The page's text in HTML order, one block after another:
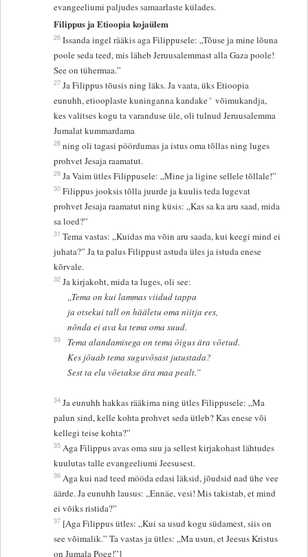
evangeeliumi paljudes samaarlaste külades.
Filippus ja Etioopia kojaülem
26 Issanda ingel rääkis aga Filippusele: „Tõuse ja mine lõuna
poole seda teed, mis läheb Jeruusalemmast alla Gaza poole!
See on tühermaa.”
27 Ja Filippus tõusis ning läks. Ja vaata, üks Etioopia
eunuhh, etiooplaste kuninganna kandake+ võimukandja,
kes valitses kogu ta varanduse üle, oli tulnud Jeruusalemma
Jumalat kummardama
28 ning oli tagasi pöördumas ja istus oma tõllas ning luges
prohvet Jesaja raamatut.
29 Ja Vaim ütles Filippusele: „Mine ja ligine sellele tõllale!”
30 Filippus jooksis tõlla juurde ja kuulis teda lugevat
prohvet Jesaja raamatut ning küsis: „Kas sa ka aru saad, mida
sa loed?”
31 Tema vastas: „Kuidas ma võin aru saada, kui keegi mind ei
juhata?” Ja ta palus Filippust astuda üles ja istuda enese
kõrvale.
32 Ja kirjakoht, mida ta luges, oli see:
„Tema on kui lammas viidud tappa
ja otsekui tall on hääletu oma niitja ees,
nõnda ei ava ka tema oma suud.
33
Tema alandamisega on tema õigus ära võetud.
Kes jõuab tema suguvõsast jutustada?
Sest ta elu võetakse ära maa pealt.”
34 Ja eunuhh hakkas rääkima ning ütles Filippusele: „Ma
palun sind, kelle kohta prohvet seda ütleb? Kas enese või
kellegi teise kohta?”
35 Aga Filippus avas oma suu ja sellest kirjakohast lähtudes
kuulutas talle evangeeliumi Jeesusest.
36 Aga kui nad teed mööda edasi läksid, jõudsid nad ühe vee
äärde. Ja eunuhh lausus: „Ennäe, vesi! Mis takistab, et mind
ei võiks ristida?”
37 [Aga Filippus ütles: „Kui sa usud kogu südamest, siis on
see võimalik.” Ta vastas ja ütles: „Ma usun, et Jeesus Kristus
on Jumala Poeg!”]